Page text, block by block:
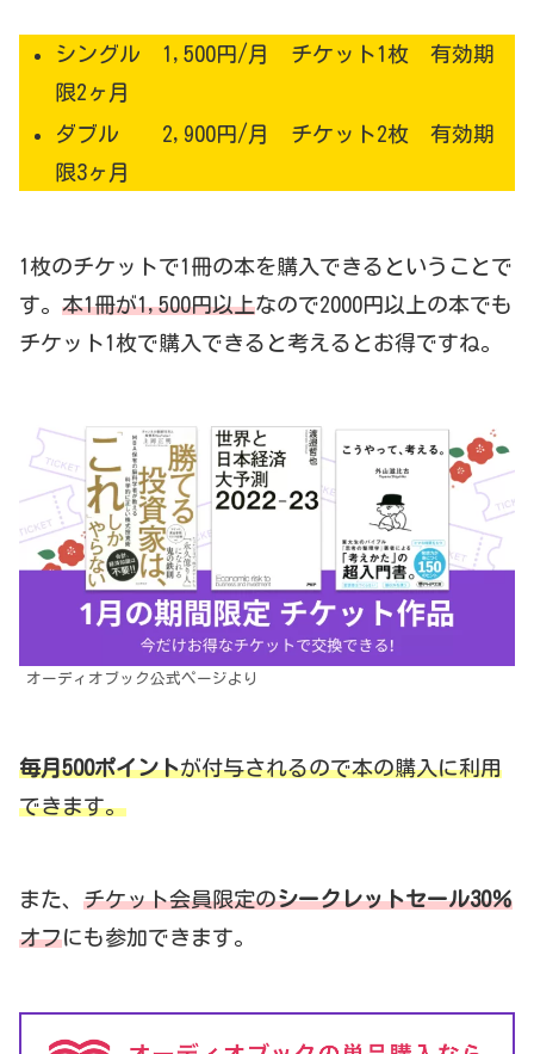
シングル 1,500円/月 チケット1枚 有効期
限2ヶ月
ダブル 2,900円/月 チケット2枚 有効期
限3ヶ月
1枚のチケットで1冊の本を購入できるということで
す。 本1冊が1,500円以上なので2000円以上の本でも
チケット1枚で購入できると考えるとお得ですね。
オーディオブック公式ページより
毎月500ポイントが付与されるので本の購入に利用
できます。
また、 チケット会員限定のシークレットセール30％
オフにも参加できます。